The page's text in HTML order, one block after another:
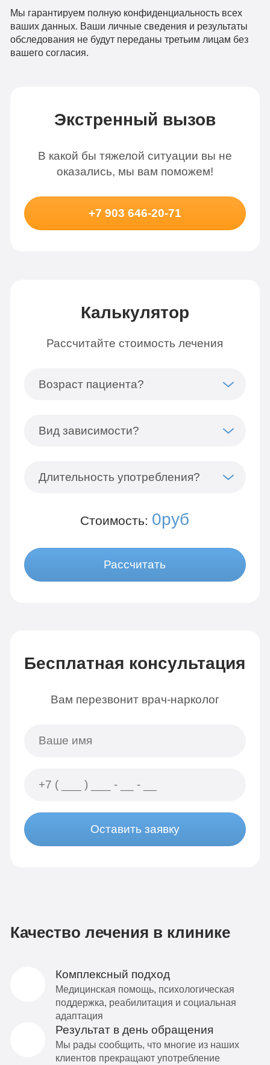
Мы гарантируем полную конфиденциальность всех
ваших данных. Ваши личные сведения и результаты
обследования не будут переданы третьим лицам без
вашего согласия.
Экстренный вызов
В какой бы тяжелой ситуации вы не
оказались, мы вам поможем!
+7 903 646-20-71
Калькулятор
Рассчитайте стоимость лечения
Возраст пациента?
Вид зависимости?
Длительность употребления?
Стоимость: 0руб
Рассчитать
Бесплатная консультация
Вам перезвонит врач-нарколог
Оставить заявку
Качество лечения в клинике
Комплексный подход
Медицинская помощь, психологическая
поддержка, реабилитация и социальная
адаптация
Результат в день обращения
Мы рады сообщить, что многие из наших
клиентов прекращают употребление